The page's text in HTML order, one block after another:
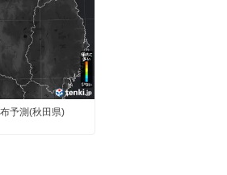
予測(秋田県)